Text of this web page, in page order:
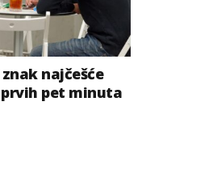
najčešće
pet minuta